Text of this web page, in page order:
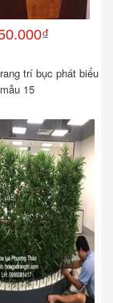
trí bục phát biểu
mẫu 15